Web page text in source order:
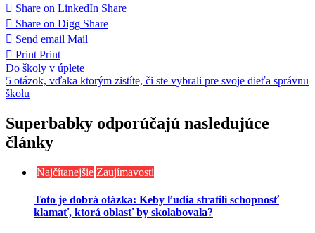
Share on LinkedIn Share
Share on Digg Share
Send email Mail
Print Print
Navigácia
v
Do školy v úplete
5 otázok, vďaka ktorým zistíte, či ste vybrali pre svoje dieťa správnu
školu
Superbabky odporúčajú nasledujúce
články
Najčítanejšie Zaujímavosti
Toto je dobrá otázka: Keby ľudia stratili schopnosť
klamať, ktorá oblasť by skolabovala?